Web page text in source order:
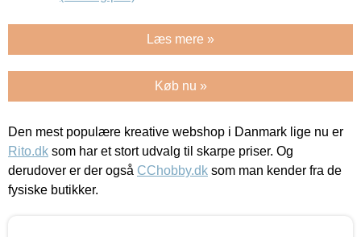
Læs mere »
Køb nu »
Den mest populære kreative webshop i Danmark lige nu er
Rito.dk som har et stort udvalg til skarpe priser. Og
derudover er der også CChobby.dk som man kender fra de
fysiske butikker.